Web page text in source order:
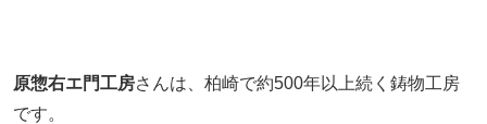
原惣右エ門工房さんは、柏崎で約500年以上続く鋳物工房
です。